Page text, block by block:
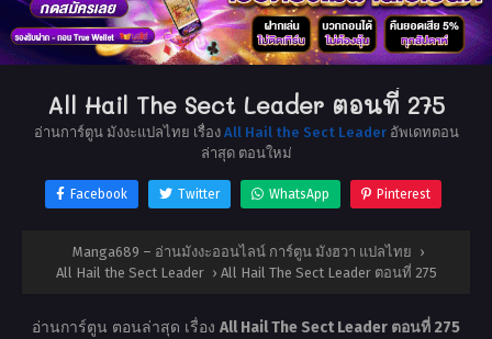
All Hail The Sect Leader ตอนที่ 275
อ่านการ์ตูน มังงะแปลไทย เรื่อง All Hail the Sect Leaderอัพเดทตอน
ล่าสุด ตอนใหม่
Facebook Twitter WhatsApp Pinterest
Manga689 – อ่านมังงะออนไลน์ การ์ตูน มังฮวา แปลไทย ›
All Hail the Sect Leader › All Hail The Sect Leader ตอนที่ 275
อ่านการ์ตูน ตอนล่าสุด เรื่อง All Hail The Sect Leader ตอนที่ 275